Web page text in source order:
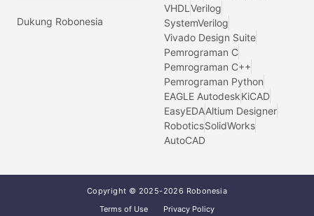
Dukung Robonesia
VHDL Verilog
SystemVerilog
Vivado Design Suite
Pemrograman C
Pemrograman C++
Pemrograman Python
EAGLE AutodeskKiCAD
EasyEDAAltium Designer
RoboticsSolidWorks
AutoCAD
Copyright © 2025-2026 Robonesia
Terms of Use
Privacy Policy